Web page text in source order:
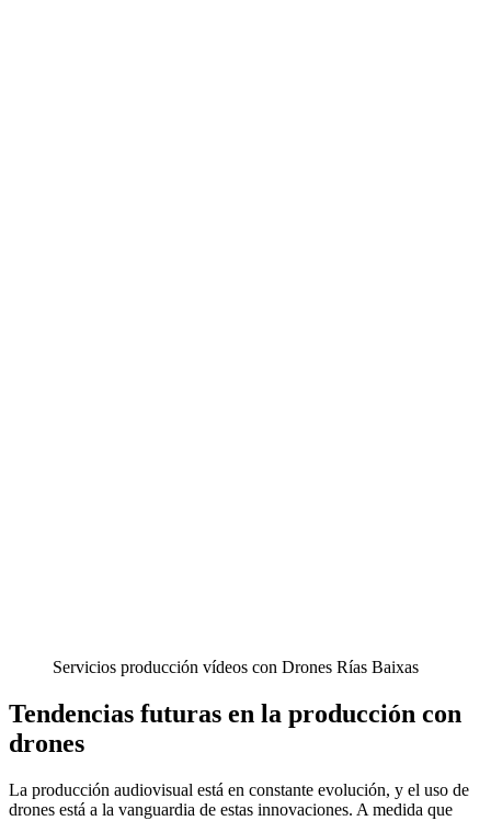
Servicios producción vídeos con Drones Rías Baixas
Tendencias futuras en la producción con
drones
La producción audiovisual está en constante evolución, y el uso de
drones está a la vanguardia de estas innovaciones. A medida que